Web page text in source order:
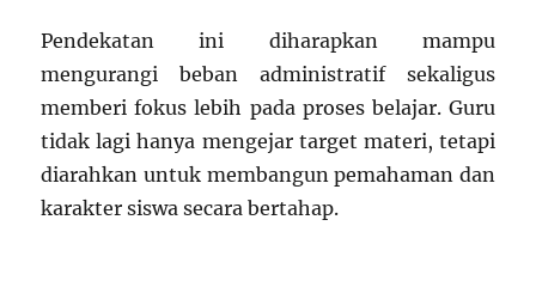
Pendekatan ini diharapkan mampu
mengurangi beban administratif sekaligus
memberi fokus lebih pada proses belajar. Guru
tidak lagi hanya mengejar target materi, tetapi
diarahkan untuk membangun pemahaman dan
karakter siswa secara bertahap.